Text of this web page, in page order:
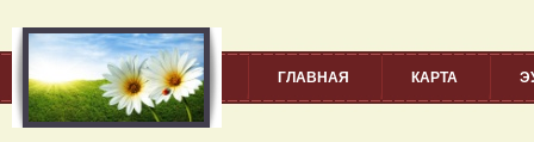
ГЛАВНАЯ КАРТА